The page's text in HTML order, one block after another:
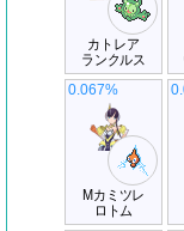
カトレア
ランクルス
Mカミツレ
ロトム
0.067%